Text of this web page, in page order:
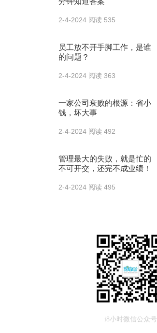
2-4-2024 阅读 535
员工放不开手脚工作，是谁
的问题？
2-4-2024 阅读 363
一家公司衰败的根源：省小
钱，坏大事
2-4-2024 阅读 492
管理最大的失败，就是忙的
不可开交，还完不成业绩！
2-4-2024 阅读 495
i8小时微信公众号